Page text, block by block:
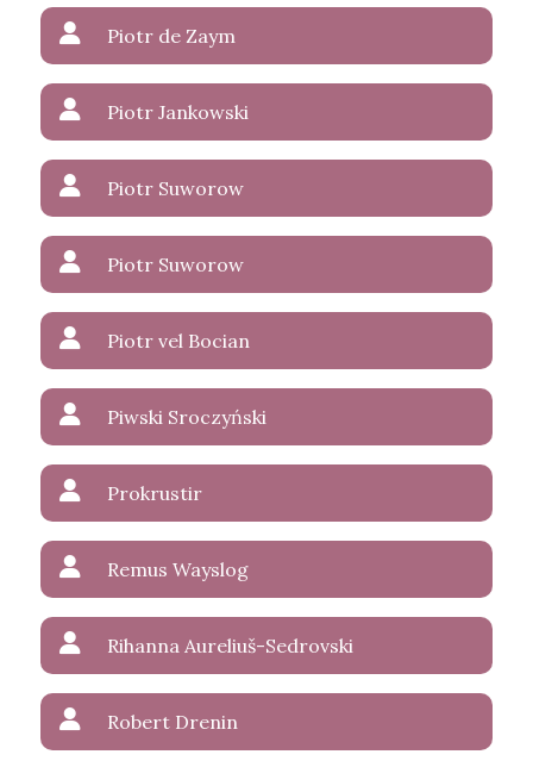
Piotr de Zaym
Piotr Jankowski
Piotr Suworow
Piotr Suworow
Piotr vel Bocian
Piwski Sroczyński
Prokrustir
Remus Wayslog
Rihanna Aureliuš-Sedrovski
Robert Drenin